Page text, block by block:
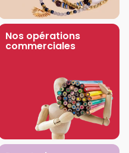
Nos opérations
commerciales